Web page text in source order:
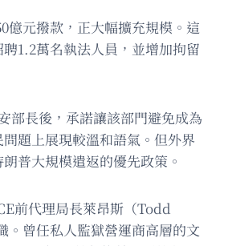
億元撥款，正大幅擴充規模。這
1.2萬名執法人員，並增加拘留
部長後，承諾讓該部門避免成為
題上展現較溫和語氣。但外界
普大規模遣返的優先政策。
前代理局長萊昂斯（Todd
。曾任私人監獄營運商高層的文